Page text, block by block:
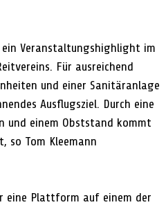
ein Veranstaltungshighlight im
Für ausreichend
und einer Sanitäranlage
Ausflugsziel. Durch eine
und einem Obststand kommt
so Tom Kleemann
eine Plattform auf einem der